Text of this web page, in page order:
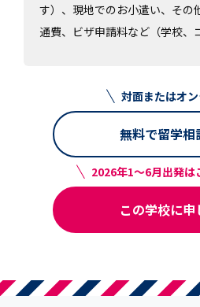
す）、現地でのお小遣い、その
通費、ビザ申請料など（学校、
対面またはオ
無料で留学相
2026年1～6月出発は
この学校に申